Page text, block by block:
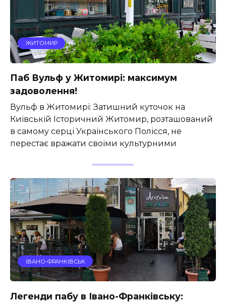
ЖИТОМИР
Паб Вульф у Житомирі: максимум
задоволення!
Вульф в Житомирі: Затишний куточок на
Київській Історичний Житомир, розташований
в самому серці Українського Полісся, не
перестає вражати своїми культурними
ІВАНО-ФРАНКІВСЬК
Легенди пабу в Івано-Франківську: